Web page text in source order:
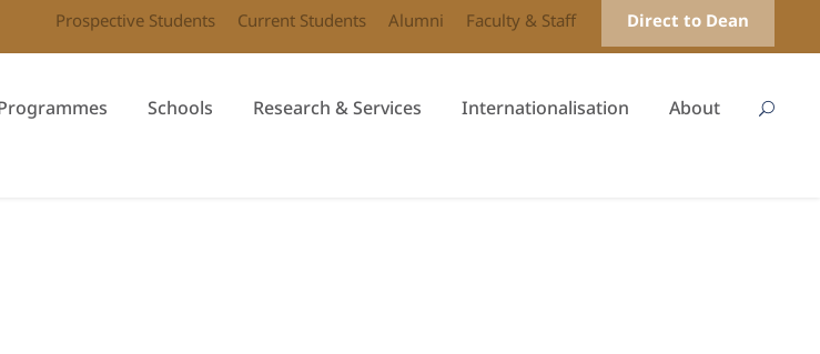
Prospective Students Current Students Alumni Faculty & Staff Direct to Dean
Schools Research & Services Internationalisation About